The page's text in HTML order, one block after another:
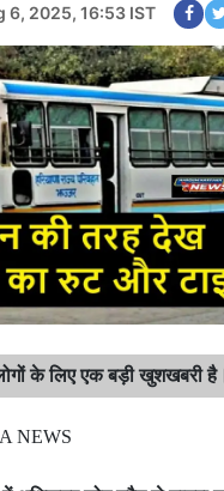
6, 2025, 16:53 IST
के लिए एक बड़ी खुशखबरी
NEWS